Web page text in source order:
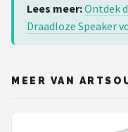
Lees meer:Ontdek
Draadloze Speaker
MEER VAN